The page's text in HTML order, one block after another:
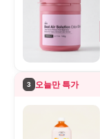
3 오늘만 특가